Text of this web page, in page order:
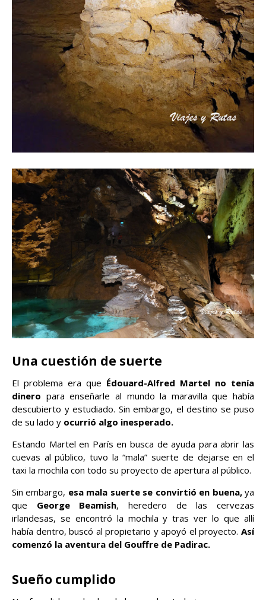
Una cuestión de suerte
El problema era que Édouard-Alfred Martel no tenía
dinero para enseñarle al mundo la maravilla que había
descubierto y estudiado. Sin embargo, el destino se puso
de su lado y ocurrió algo inesperado.
Estando Martel en París en busca de ayuda para abrir las
cuevas al público, tuvo la “mala” suerte de dejarse en el
taxi la mochila con todo su proyecto de apertura al público.
Sin embargo, esa mala suerte se convirtió en buena,ya
que George Beamish, heredero de las cervezas
irlandesas, se encontró la mochila y tras ver lo que allí
había dentro, buscó al propietario y apoyó el proyecto. Así
comenzó la aventura del Gouffre de Padirac.
Sueño cumplido